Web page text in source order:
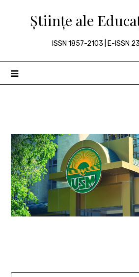
Științe ale
ISSN 1857-2103 | E-ISSN